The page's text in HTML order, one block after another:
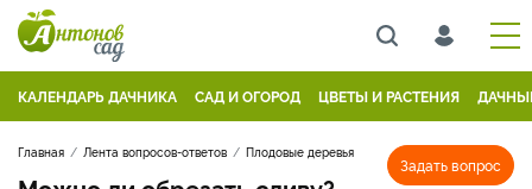
КАЛЕНДАРЬ ДАЧНИКА САД И ОГОРОД ЦВЕТЫ И РАСТЕНИЯ
Задать вопрос
Главная Лента вопросов-ответов Плодовые деревья